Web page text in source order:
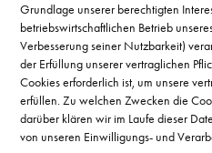
Grundlage unserer berechtigten
betriebswirtschaftlichen Betrieb
Verbesserung seiner Nutzbarkeit)
der Erfüllung unserer vertraglichen
Cookies erforderlich ist, um unsere
erfüllen. Zu welchen Zwecken die
darüber klären wir im Laufe dieser
von unseren Einwilligungs- und